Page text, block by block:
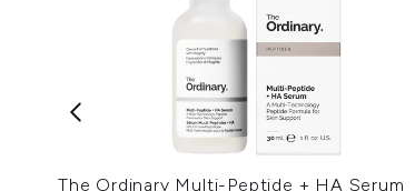
The Ordinary Multi-Peptide + HA Serum